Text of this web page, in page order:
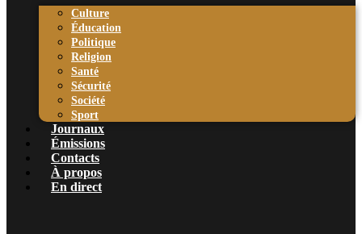
Culture
Éducation
Politique
Religion
Santé
Sécurité
Société
Sport
Journaux
Émissions
Contacts
À propos
En direct